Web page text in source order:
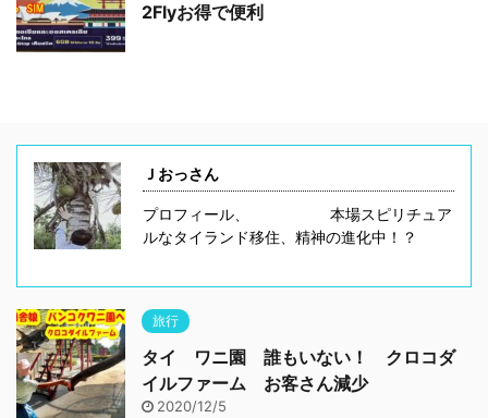
2Flyお得で便利
Ｊおっさん
プロフィール、 本場スピリチュア
ルなタイランド移住、精神の進化中！？
旅行
タイ ワニ園 誰もいない！ クロコダ
イルファーム お客さん減少
2020/12/5